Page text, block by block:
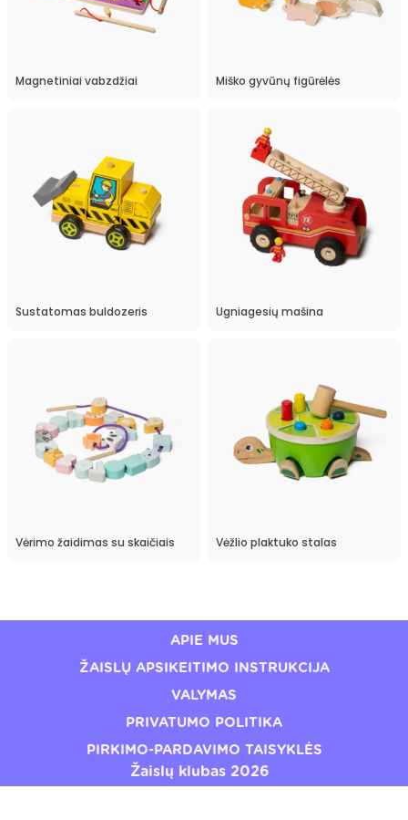
Magnetiniai vabzdžiai Miško gyvūnų figūrėlės
Sustatomas buldozeris Ugniagesių mašina
Vėrimo žaidimas su skaičiais Vėžlio plaktuko stalas
APIE MUS
ŽAISLŲ APSIKEITIMO INSTRUKCIJA
VALYMAS
PRIVATUMO POLITIKA
PIRKIMO-PARDAVIMO TAISYKLĖS
Žaislų klubas 2026